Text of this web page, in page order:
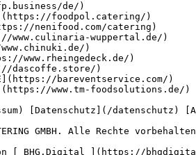
de/)
foodpol.catering/)
nenifood.com/catering)
www.culinaria-wuppertal.de/)
)
www.rheingedeck.de/)
dascoffe.store/)
bareventservice.com/)
www.tm-foodsolutions.de/)
GMBH. Alle Rechte